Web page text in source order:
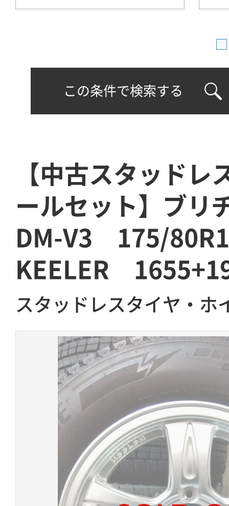
この条件で検索する
【中古スタッドレ
ールセット】ブ
DM-V3 175/
KEELER
スタッドレスタイヤ・ホ